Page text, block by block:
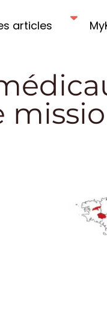
articles